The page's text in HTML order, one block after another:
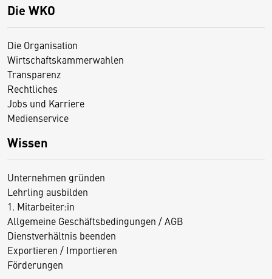
Die WKO
Die Organisation
Wirtschaftskammerwahlen
Transparenz
Rechtliches
Jobs und Karriere
Medienservice
Wissen
Unternehmen gründen
Lehrling ausbilden
1. Mitarbeiter:in
Allgemeine Geschäftsbedingungen / AGB
Dienstverhältnis beenden
Exportieren / Importieren
Förderungen